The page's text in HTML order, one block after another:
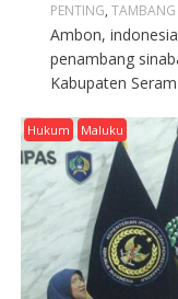
PENTING, TAMBANG
Ambon,
penambang
Kabupaten
Hukum Maluku